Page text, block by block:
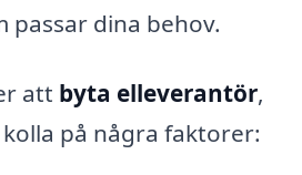
passar dina behov.
att byta elleverantör,
på några faktorer: